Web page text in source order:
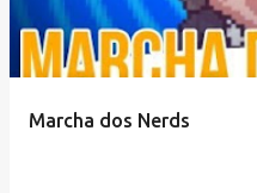
Marcha dos Nerds